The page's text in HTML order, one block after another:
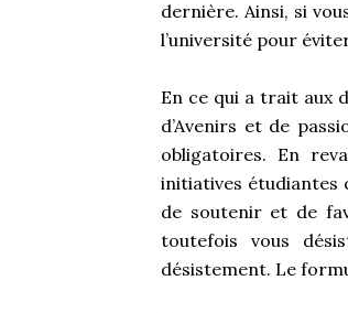
dernière. Ainsi, si
l’université pour
En ce qui a trait aux
d’Avenirs et de
obligatoires. En
initiatives étudiantes
de soutenir et de
toutefois vous
désistement. Le